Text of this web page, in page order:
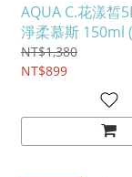
AQUA C.花漾皙
淨柔慕斯 150ml
不可指定)
NT$1,380
NT$899